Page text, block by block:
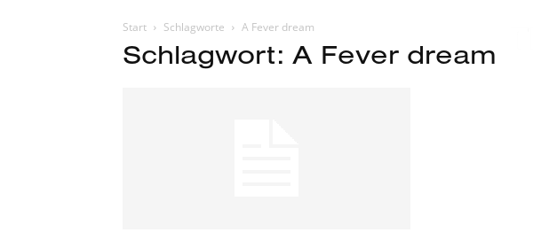
Start Schlagworte A Fever dream
Schlagwort: A Fever dream